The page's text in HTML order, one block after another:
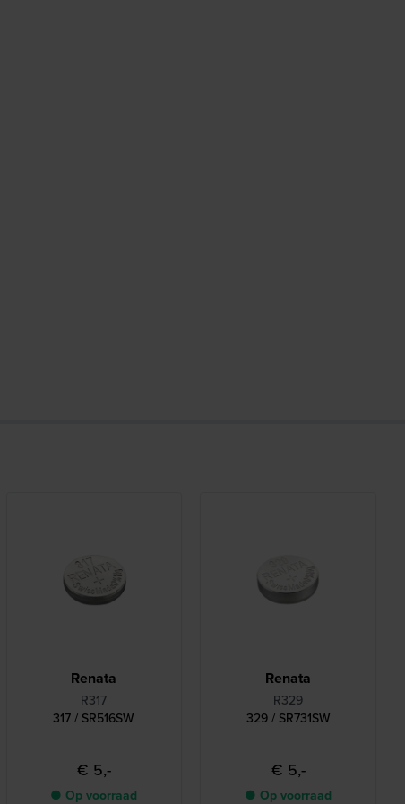
Renata
R317
317 / SR516SW
€ 5,-
● Op voorraad
Renata
R329
329 / SR731SW
€ 5,-
● Op voorraad